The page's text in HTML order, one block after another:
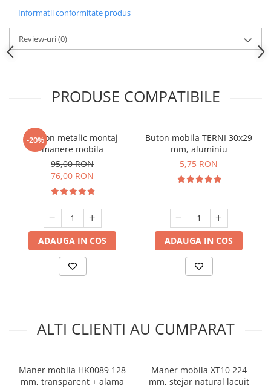
Informatii conformitate produs
Review-uri(0)
PRODUSE COMPATIBILE
-20%
Sablon metalic montaj
manere mobila
95,00 RON
76,00 RON
ADAUGA IN COS
Buton mobila TERNI 30x29
mm, aluminiu
5,75 RON
ADAUGA IN COS
ALTI CLIENTI AU CUMPARAT
Maner mobila HK0089 128
mm, transparent + alama
Maner mobila XT10 224
mm, stejar natural lacuit